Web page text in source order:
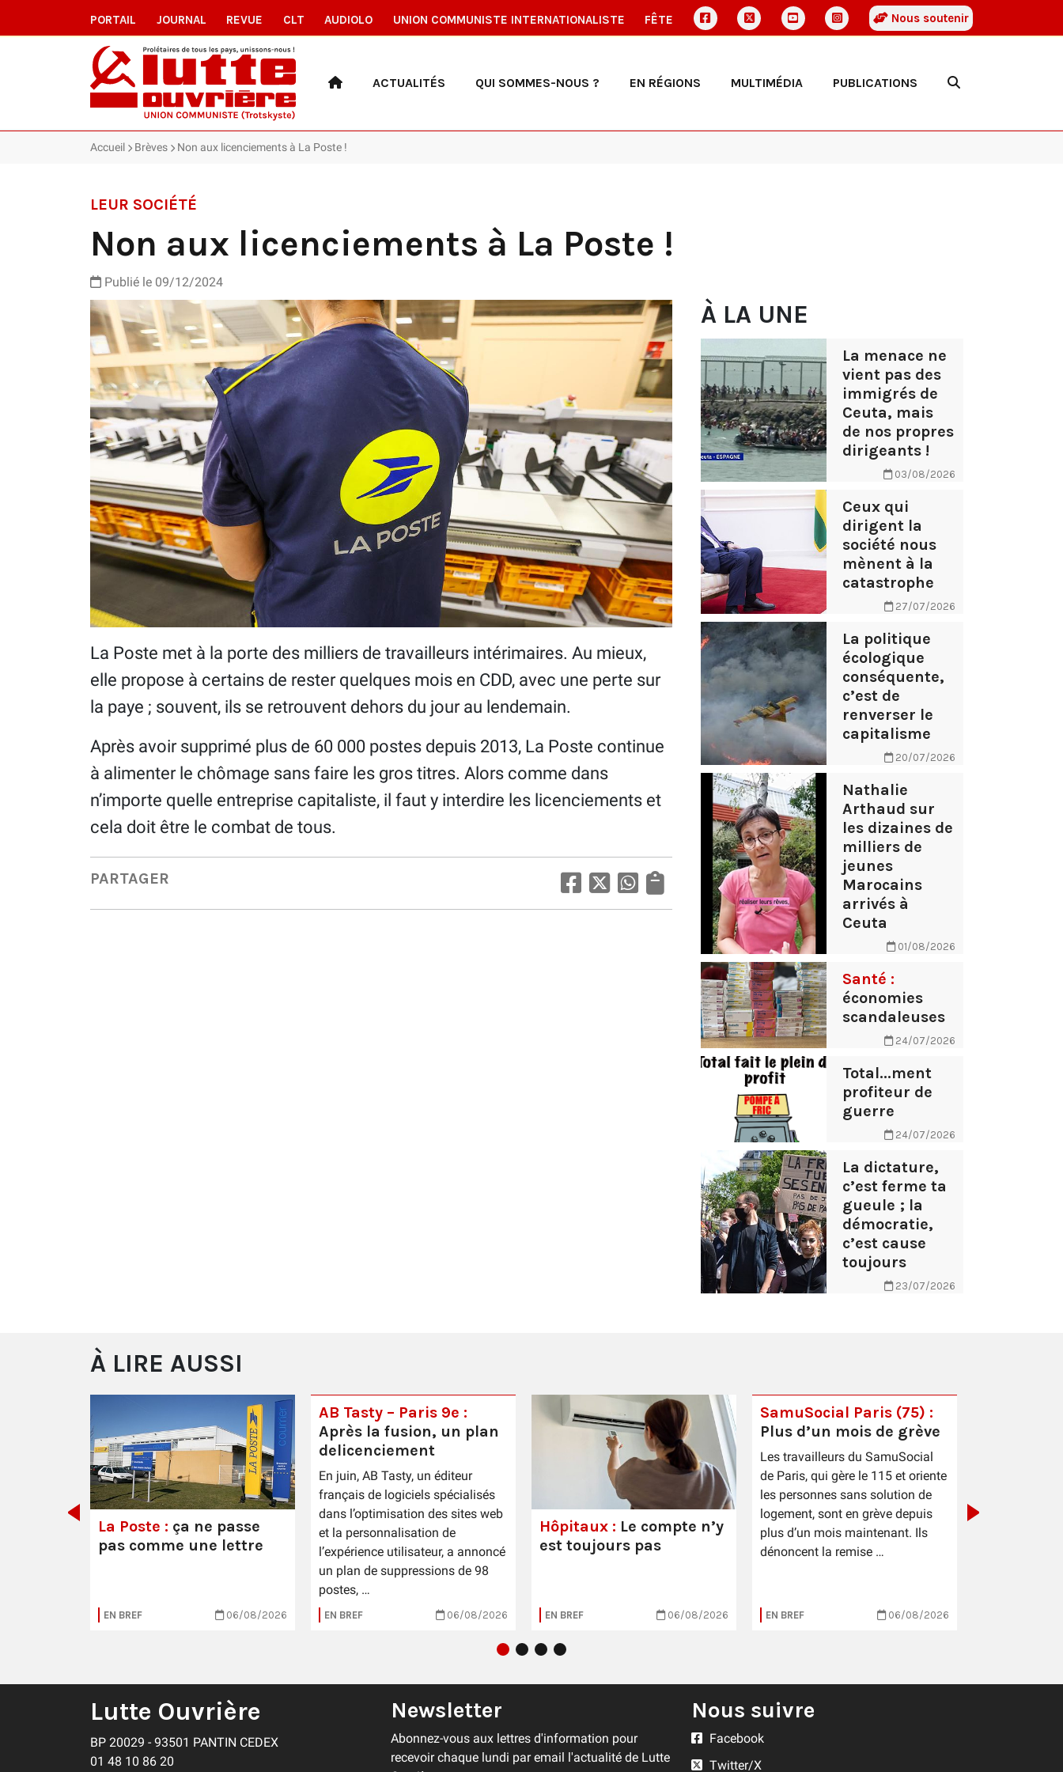
PORTAIL JOURNAL REVUE CLT AUDIOLO UNION COMMUNISTE INTERNATIONALISTE FÊTE Nous soutenir
ACTUALITÉS QUI SOMMES-NOUS ? EN RÉGIONS MULTIMÉDIA PUBLICATIONS
Accueil Brèves Non aux licenciements à La Poste !
LEUR SOCIÉTÉ
Non aux licenciements à La Poste !
Publié le 09/12/2024
La Poste met à la porte des milliers de travailleurs intérimaires. Au mieux,
elle propose à certains de rester quelques mois en CDD, avec une perte sur
la paye ; souvent, ils se retrouvent dehors du jour au lendemain.
Après avoir supprimé plus de 60 000 postes depuis 2013, La Poste continue
à alimenter le chômage sans faire les gros titres. Alors comme dans
n’importe quelle entreprise capitaliste, il faut y interdire les licenciements et
cela doit être le combat de tous.
PARTAGER
À LA UNE
La menace ne
vient pas des
immigrés de
Ceuta, mais
de nos propres
dirigeants !
03/08/2026
Ceux qui
dirigent la
société nous
mènent à la
catastrophe
27/07/2026
La politique
écologique
conséquente,
c’est de
renverser le
capitalisme
20/07/2026
Nathalie
Arthaud sur
les dizaines de
milliers de
jeunes
Marocains
arrivés à
Ceuta
01/08/2026
Santé :
économies
scandaleuses
24/07/2026
Total...ment
profiteur de
guerre
24/07/2026
La dictature,
c’est ferme ta
gueule ; la
démocratie,
c’est cause
toujours
23/07/2026
À LIRE AUSSI
La Poste : ça ne passe
pas comme une lettre
EN BREF 06/08/2026
AB Tasty – Paris 9e :
Après la fusion, un plan
delicenciement
En juin, AB Tasty, un éditeur
français de logiciels spécialisés
dans l’optimisation des sites web
et la personnalisation de
l’expérience utilisateur, a annoncé
un plan de suppressions de 98
postes, …
EN BREF 06/08/2026
Hôpitaux : Le compte n’y
est toujours pas
EN BREF 06/08/2026
SamuSocial Paris (75) :
Plus d’un mois de grève
Les travailleurs du SamuSocial
de Paris, qui gère le 115 et oriente
les personnes sans solution de
logement, sont en grève depuis
plus d’un mois maintenant. Ils
dénoncent la remise …
EN BREF 06/08/2026
Lutte Ouvrière
BP 20029 - 93501 PANTIN CEDEX
01 48 10 86 20
Newsletter
Abonnez-vous aux lettres d'information pour
recevoir chaque lundi par email l'actualité de Lutte
Nous suivre
Facebook
Twitter/X